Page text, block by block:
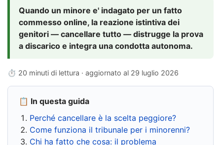
Quando un minore e' indagato per un fatto
commesso online, la reazione istintiva dei
genitori — cancellare tutto — distrugge la prova
a discarico e integra una condotta autonoma.
⏱ 20 minuti di lettura · aggiornato al 29 luglio 2026
📋 In questa guida
Perché cancellare è la scelta peggiore?
Come funziona il tribunale per i minorenni?
Chi ha fatto che cosa: il problema